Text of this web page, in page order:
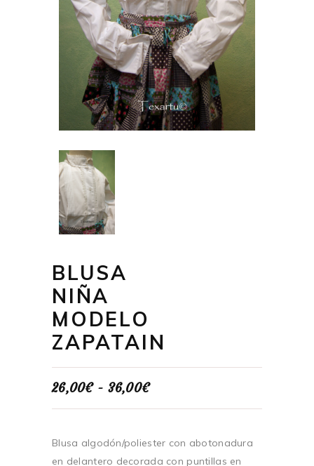
BLUSA
NIÑA
MODELO
ZAPATAIN
26,00€ - 36,00€Rango
precios:
26,00€
hasta
Blusa algodón/poliester con abotonadura
en delantero decorada con puntillas en